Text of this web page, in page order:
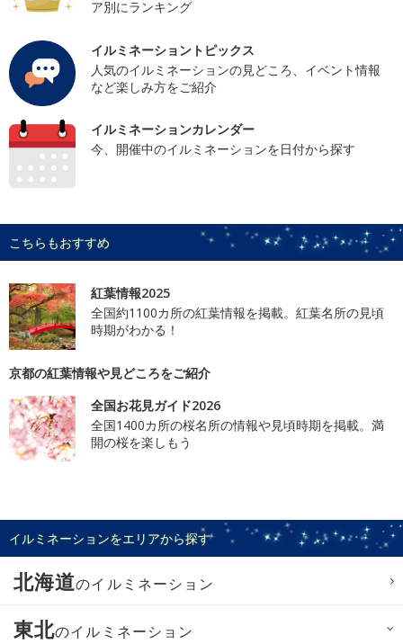
ア別にランキング
イルミネーショントピックス
人気のイルミネーションの見どころ、イベント情報
など楽しみ方をご紹介
イルミネーションカレンダー
今、開催中のイルミネーションを日付から探す
こちらもおすすめ
紅葉情報2025
全国約1100カ所の紅葉情報を掲載。紅葉名所の見頃
時期がわかる！
京都の紅葉情報や見どころをご紹介
全国お花見ガイド2026
全国1400カ所の桜名所の情報や見頃時期を掲載。満
開の桜を楽しもう
イルミネーションをエリアから探す
北海道のイルミネーション
東北のイルミネーション